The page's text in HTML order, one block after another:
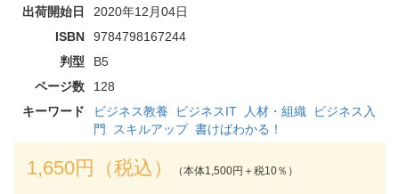
出荷開始日
2020年12月04日
ISBN
9784798167244
判型
B5
ページ数
128
キーワード
ビジネス教養 ビジネスIT 人材・組織
ビジネス入
門
スキルアップ 書けばわかる！
1,650円（税込） （本体1,500円＋税10％）